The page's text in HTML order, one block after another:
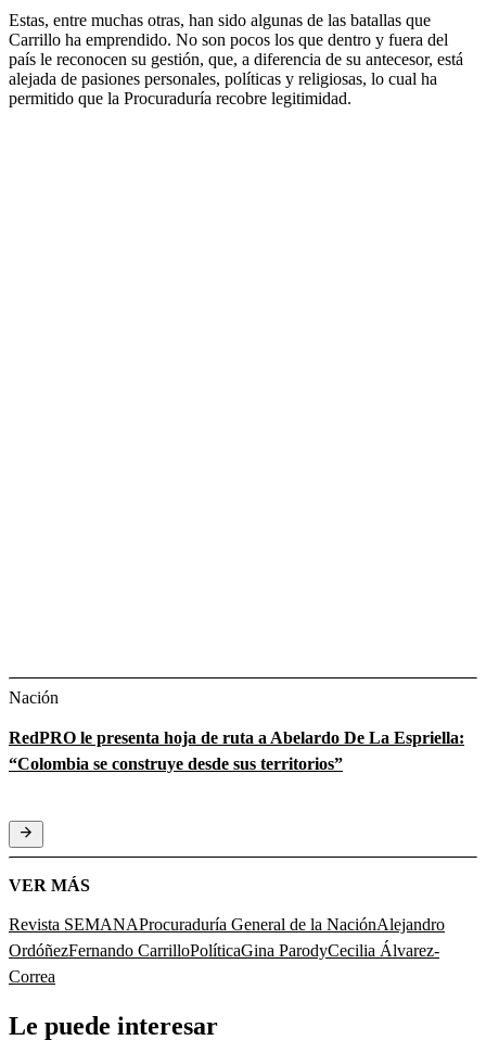
Estas, entre muchas otras, han sido algunas de las batallas que
Carrillo ha emprendido. No son pocos los que dentro y fuera del
país le reconocen su gestión, que, a diferencia de su antecesor, está
alejada de pasiones personales, políticas y religiosas, lo cual ha
permitido que la Procuraduría recobre legitimidad.
Nación
RedPRO le presenta hoja de ruta a Abelardo De La Espriella:
“Colombia se construye desde sus territorios”
VER MÁS
Revista SEMANAProcuraduría General de la NaciónAlejandro
OrdóñezFernando CarrilloPolíticaGina ParodyCecilia Álvarez-
Correa
Le puede interesar